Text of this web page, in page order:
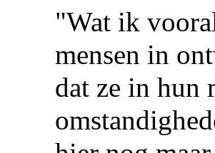
"Wat ik
mensen in
dat ze in hun